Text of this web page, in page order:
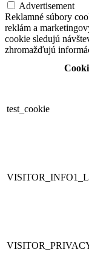
Advertisement
Reklamné súbory
reklám a
cookie sledujú
zhromažďujú
test_cookie